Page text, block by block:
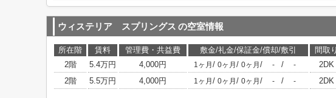
ウィステリア スプリングス の空室情報
所在階 賃料 管理費・共益費 敷金/礼金/保証金/償却/敷引 間取り
2階
5.4万円 4,000円 1ヶ月 / 0ヶ月 / 0ヶ月 / - / - 2DK
2階
5.5万円 4,000円 1ヶ月 / 0ヶ月 / 0ヶ月 / - / - 2DK